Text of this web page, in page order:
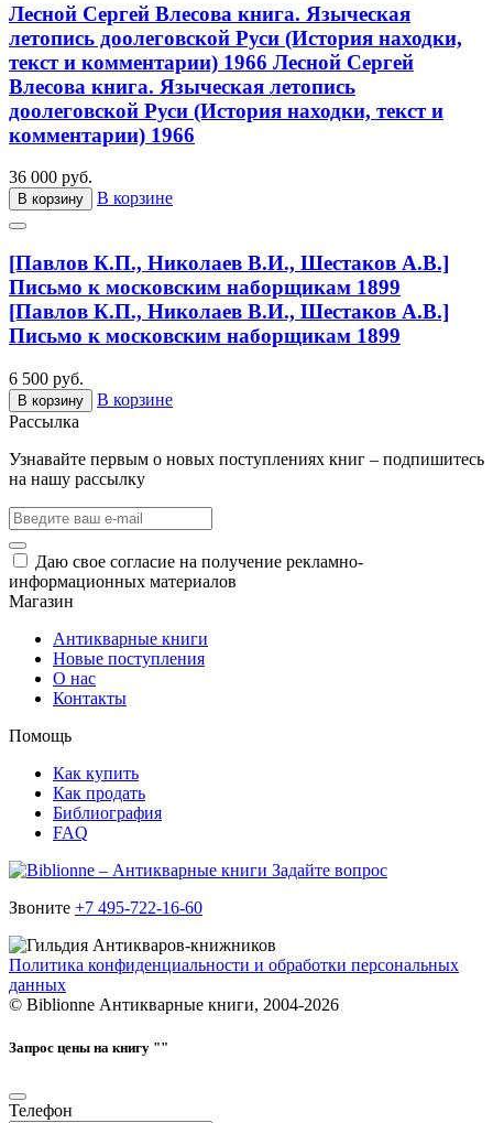
Лесной Сергей Влесова книга. Языческая
летопись доолеговской Руси (История находки,
текст и комментарии) 1966 Лесной Сергей
Влесова книга. Языческая летопись
доолеговской Руси (История находки, текст и
комментарии) 1966
36 000 руб.
В корзину В корзине
[Павлов К.П., Николаев В.И., Шестаков А.В.]
Письмо к московским наборщикам 1899
[Павлов К.П., Николаев В.И., Шестаков А.В.]
Письмо к московским наборщикам 1899
6 500 руб.
В корзину
В корзине
Рассылка
Узнавайте первым о новых поступлениях книг – подпишитесь
на нашу рассылку
Даю свое согласие на получение рекламно-
информационных материалов
Магазин
Антикварные книги
Новые поступления
О нас
Контакты
Помощь
Как купить
Как продать
Библиография
FAQ
Задайте вопрос
Звоните +7 495-722-16-60
Политика конфиденциальности и обработки персональных
данных
© Biblionne Антикварные книги, 2004-2026
Запрос цены на книгу ""
Телефон